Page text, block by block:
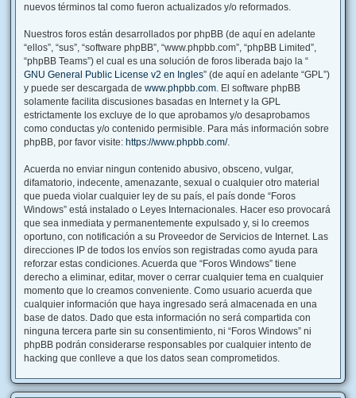
nuevos términos tal como fueron actualizados y/o reformados.
Nuestros foros están desarrollados por phpBB (de aquí en adelante
“ellos”, “sus”, “software phpBB”, “www.phpbb.com”, “phpBB Limited”,
“phpBB Teams”) el cual es una solución de foros liberada bajo la “
GNU General Public License v2 en Ingles” (de aquí en adelante “GPL”)
y puede ser descargada de www.phpbb.com. El software phpBB
solamente facilita discusiones basadas en Internet y la GPL
estrictamente los excluye de lo que aprobamos y/o desaprobamos
como conductas y/o contenido permisible. Para más información sobre
phpBB, por favor visite: https://www.phpbb.com/.
Acuerda no enviar ningun contenido abusivo, obsceno, vulgar,
difamatorio, indecente, amenazante, sexual o cualquier otro material
que pueda violar cualquier ley de su país, el país donde “Foros
Windows” está instalado o Leyes Internacionales. Hacer eso provocará
que sea inmediata y permanentemente expulsado y, si lo creemos
oportuno, con notificación a su Proveedor de Servicios de Internet. Las
direcciones IP de todos los envíos son registradas como ayuda para
reforzar estas condiciones. Acuerda que “Foros Windows” tiene
derecho a eliminar, editar, mover o cerrar cualquier tema en cualquier
momento que lo creamos conveniente. Como usuario acuerda que
cualquier información que haya ingresado será almacenada en una
base de datos. Dado que esta información no será compartida con
ninguna tercera parte sin su consentimiento, ni “Foros Windows” ni
phpBB podrán considerarse responsables por cualquier intento de
hacking que conlleve a que los datos sean comprometidos.